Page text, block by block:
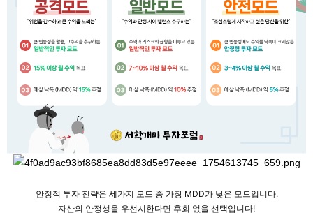
안정적 투자 전략은 세가지 모드 중 가장 MDD가 낮은 모드입니다.
자산의 안정성을 우선시한다면 후회 없을 선택입니다!